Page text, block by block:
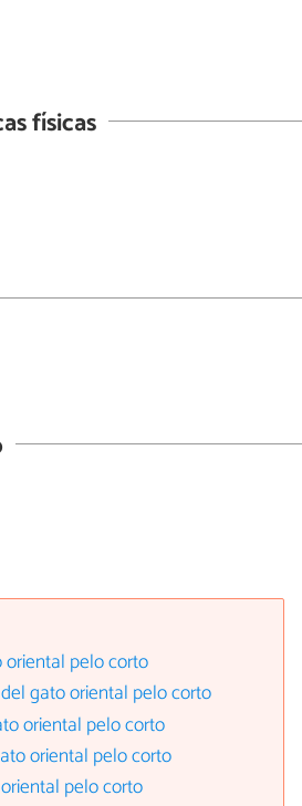
físicas
pelo corto
gato oriental pelo corto
oriental pelo corto
oriental pelo corto
pelo corto